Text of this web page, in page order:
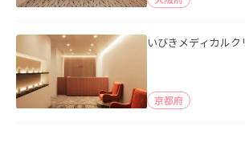
いびきメディカル
京都府